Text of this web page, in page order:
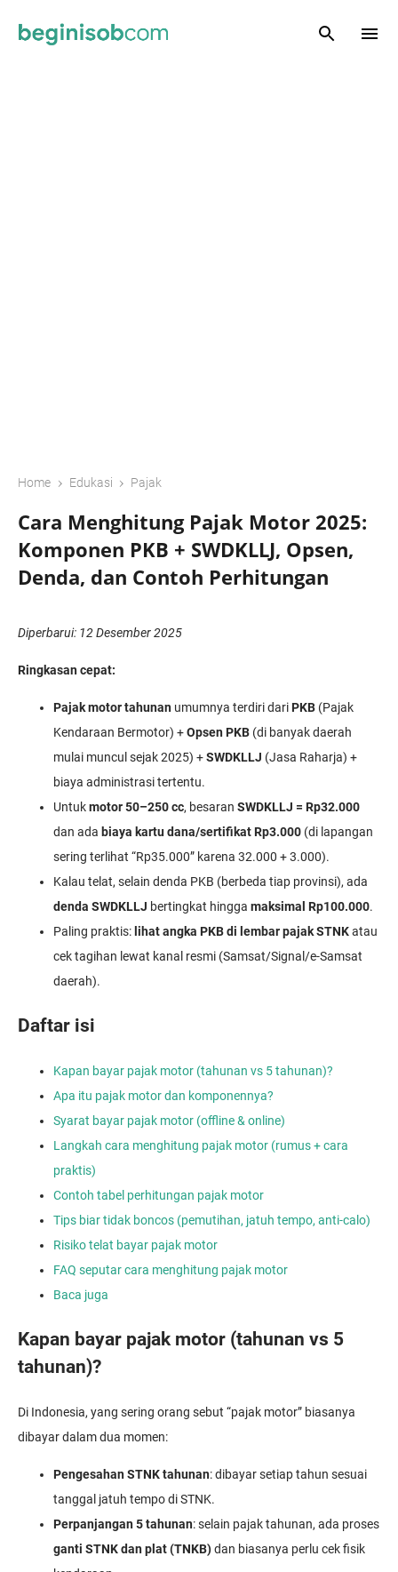
Home › Edukasi › Pajak
Cara Menghitung Pajak Motor 2025:
Komponen PKB + SWDKLLJ, Opsen,
Denda, dan Contoh Perhitungan
Diperbarui: 12 Desember 2025
Ringkasan cepat:
Pajak motor tahunan umumnya terdiri dariPKB (Pajak
Kendaraan Bermotor) +Opsen PKB (di banyak daerah
mulai muncul sejak 2025) +SWDKLLJ (Jasa Raharja) +
biaya administrasi tertentu.
Untukmotor 50–250 cc, besaran SWDKLLJ = Rp32.000
dan ada biaya kartu dana/sertifikat Rp3.000 (di lapangan
sering terlihat “Rp35.000” karena 32.000 + 3.000).
Kalau telat, selain denda PKB (berbeda tiap provinsi), ada
denda SWDKLLJ bertingkat hingga maksimal Rp100.000.
Paling praktis: lihat angka PKB di lembar pajak STNKatau
cek tagihan lewat kanal resmi (Samsat/Signal/e-Samsat
daerah).
Daftar isi
Kapan bayar pajak motor (tahunan vs 5 tahunan)?
Apa itu pajak motor dan komponennya?
Syarat bayar pajak motor (offline & online)
Langkah cara menghitung pajak motor (rumus + cara
praktis)
Contoh tabel perhitungan pajak motor
Tips biar tidak boncos (pemutihan, jatuh tempo, anti-calo)
Risiko telat bayar pajak motor
FAQ seputar cara menghitung pajak motor
Baca juga
Kapan bayar pajak motor (tahunan vs 5
tahunan)?
Di Indonesia, yang sering orang sebut “pajak motor” biasanya
dibayar dalam dua momen:
Pengesahan STNK tahunan: dibayar setiap tahun sesuai
tanggal jatuh tempo di STNK.
Perpanjangan 5 tahunan: selain pajak tahunan, ada proses
ganti STNK dan plat (TNKB)dan biasanya perlu cek fisik